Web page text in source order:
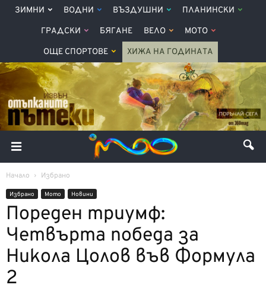
ЗИМНИ ВОДНИ ВЪЗДУШНИ ПЛАНИНСКИ
ГРАДСКИ БЯГАНЕ ВЕЛО МОТО
ОЩЕ СПОРТОВЕ ХИЖА НА ГОДИНАТА
Начало Избрано
Избрано Мото Новини
Пореден триумф:
Четвърта победа за
Никола Цолов във Формула
2